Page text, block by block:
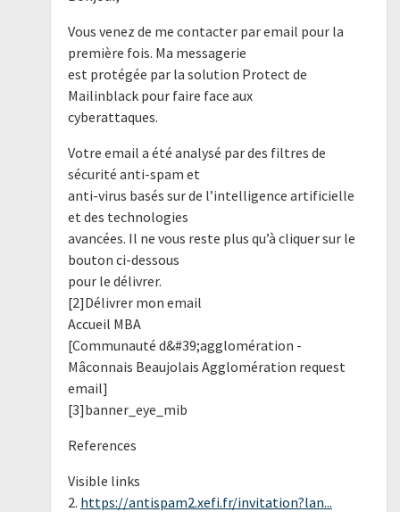
Vous venez de me contacter par email pour la
première fois. Ma messagerie
est protégée par la solution Protect de
Mailinblack pour faire face aux
cyberattaques.
Votre email a été analysé par des filtres de
sécurité anti-spam et
anti-virus basés sur de l’intelligence artificielle
et des technologies
avancées. Il ne vous reste plus qu’à cliquer sur le
bouton ci-dessous
pour le délivrer.
[2]Délivrer mon email
Accueil MBA
[Communauté d&#39;agglomération -
Mâconnais Beaujolais Agglomération request
email]
[3]banner_eye_mib
References
Visible links
2. https://antispam2.xefi.fr/invitation?lan...